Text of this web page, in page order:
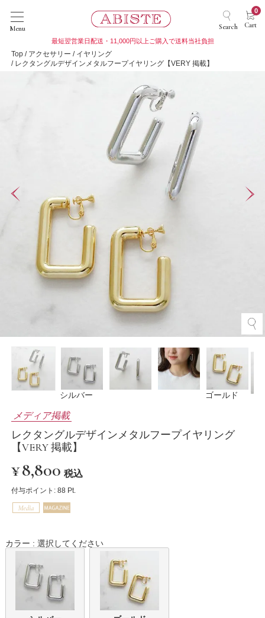
Menu Search Cart
0
最短翌営業日配送・11,000円以上ご購入で送料当社負担
Top アクセサリー
イヤリング
レクタングルデザインメタルフープイヤリング【VERY 掲載】
シルバー ゴールド
メディア掲載
レクタングルデザインメタルフープイヤリング
【VERY 掲載】
¥8,800 税込
付与ポイント: 88 Pt.
カラー 選択してください